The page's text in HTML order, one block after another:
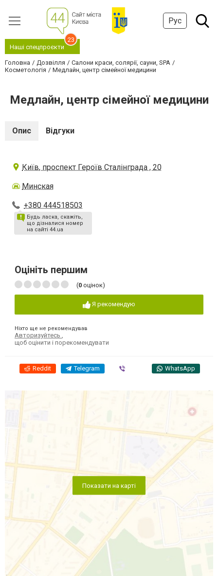
Рус
Наші спецпроєкти
23
Головна Дозвілля
Салони краси, солярії, сауни, SPA
Косметологія
Медлайн, центр сімейної медицини
Медлайн, центр сімейної медицини
Опис Відгуки
Київ, проспект Героїв Сталінграда , 20
Минская
+380 444518503
Будь ласка, скажіть,
що дізналися номер
на сайті 44.ua
Оцініть першим
(0 оцінок)
Я рекомендую
Ніхто ще не рекомендував
Авторизуйтесь
щоб оцінити і порекомендувати
Reddit Telegram WhatsApp
Показати на карті